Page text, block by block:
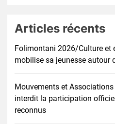
Articles récents
Folimontani 2026/Culture et
mobilise sa jeunesse autour
Mouvements et Associations
interdit la participation
reconnus